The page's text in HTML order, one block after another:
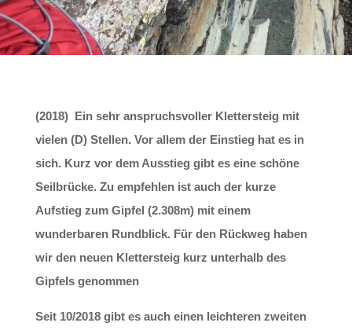
(2018) Ein sehr anspruchsvoller Klettersteig mit
vielen (D) Stellen. Vor allem der Einstieg hat es in
sich. Kurz vor dem Ausstieg gibt es eine schöne
Seilbrücke. Zu empfehlen ist auch der kurze
Aufstieg zum Gipfel (2.308m) mit einem
wunderbaren Rundblick. Für den Rückweg haben
wir den neuen Klettersteig kurz unterhalb des
Gipfels genommen
Seit 10/2018 gibt es auch einen leichteren zweiten